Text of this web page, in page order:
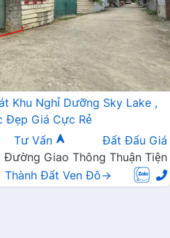
Khu Nghỉ Dưỡng Sky Lake ,
Đẹp Giá Cực Rẻ
Tư Vấn
Đất Đấu Giá
Đường Giao Thông Thuận Tiện
Thành Đất Ven Đô→